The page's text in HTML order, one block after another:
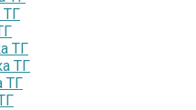
ТГ
ТГ
ТГ
ТГ